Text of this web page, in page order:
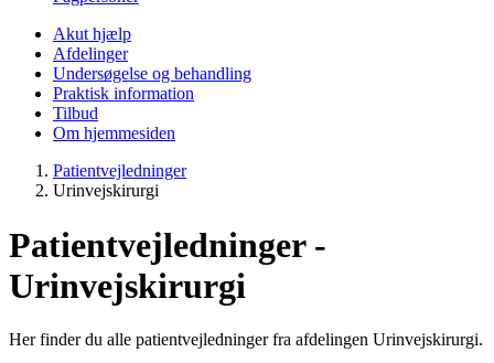
Akut hjælp
Afdelinger
Undersøgelse og behandling
Praktisk information
Tilbud
Om hjemmesiden
Patientvejledninger
Urinvejskirurgi
Patientvejledninger -
Urinvejskirurgi
Her finder du alle patientvejledninger fra afdelingen Urinvejskirurgi.